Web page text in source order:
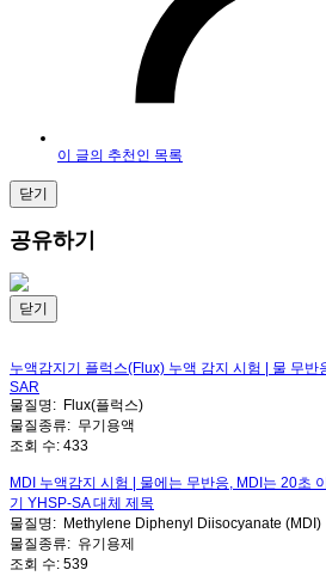
이 글의 추천인 목록
닫기
공유하기
닫기
누액감지기 플럭스(Flux) 누액 감지 시험 | 물 무
SAR
물질명: Flux(플럭스)
물질종류: 무기용액
조회 수: 433
MDI 누액감지 시험 | 물에는 무반응, MDI는 20초
기 YHSP-SA 대체 제목
물질명: Methylene Diphenyl Diisocyanate (MDI)
물질종류: 유기용제
조회 수: 539